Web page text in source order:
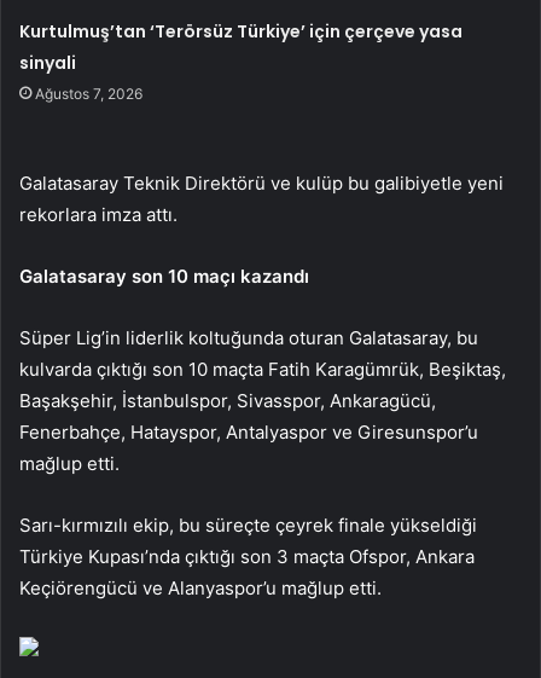
Kurtulmuş’tan ‘Terörsüz Türkiye’ için çerçeve yasa
sinyali
Ağustos 7, 2026
Galatasaray Teknik Direktörü ve kulüp bu galibiyetle yeni
rekorlara imza attı.
Galatasaray son 10 maçı kazandı
Süper Lig’in liderlik koltuğunda oturan Galatasaray, bu
kulvarda çıktığı son 10 maçta Fatih Karagümrük, Beşiktaş,
Başakşehir, İstanbulspor, Sivasspor, Ankaragücü,
Fenerbahçe, Hatayspor, Antalyaspor ve Giresunspor’u
mağlup etti.
Sarı-kırmızılı ekip, bu süreçte çeyrek finale yükseldiği
Türkiye Kupası’nda çıktığı son 3 maçta Ofspor, Ankara
Keçiörengücü ve Alanyaspor’u mağlup etti.